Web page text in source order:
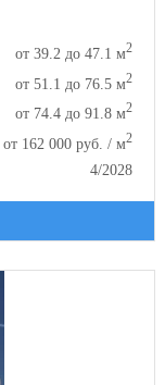
от 39.2 до 47.1 м2
от 51.1 до 76.5 м2
от 74.4 до 91.8 м2
от 162 000 руб. / м2
4/2028